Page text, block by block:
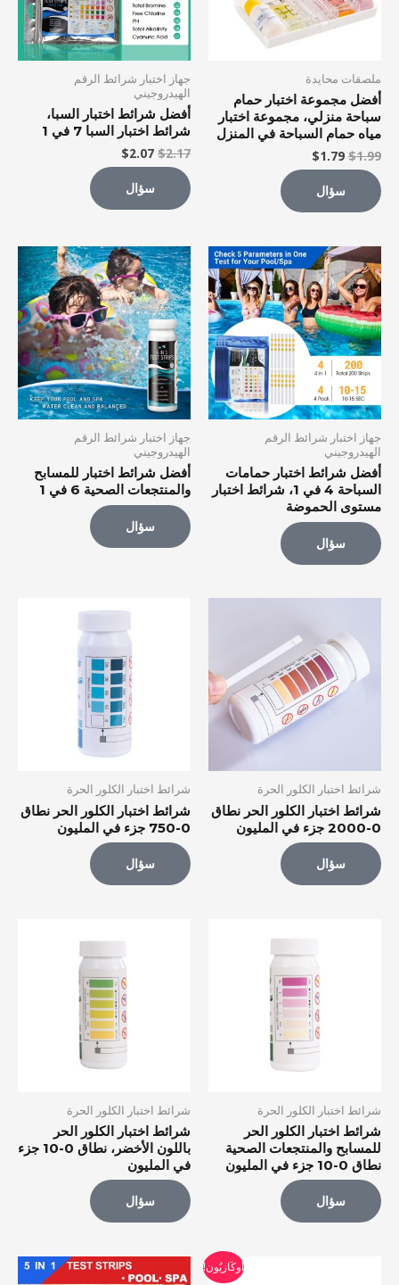
ملصقات محايدة
أفضل مجموعة اختبار حمام
سباحة منزلي، مجموعة اختبار
مياه حمام السباحة في المنزل
$1.99
$1.79
سؤال
جهاز اختبار شرائط الرقم
الهيدروجيني
أفضل شرائط اختبار السبا،
شرائط اختبار السبا 7 في 1
$2.17
$2.07
سؤال
جهاز اختبار شرائط الرقم
الهيدروجيني
أفضل شرائط اختبار حمامات
السباحة 4 في 1، شرائط اختبار
مستوى الحموضة
سؤال
جهاز اختبار شرائط الرقم
الهيدروجيني
أفضل شرائط اختبار للمسابح
والمنتجعات الصحية 6 في 1
سؤال
شرائط اختبار الكلور الحرة
شرائط اختبار الكلور الحر نطاق
0-2000 جزء في المليون
سؤال
شرائط اختبار الكلور الحرة
شرائط اختبار الكلور الحر نطاق
0-750 جزء في المليون
سؤال
شرائط اختبار الكلور الحرة
شرائط اختبار الكلور الحر
للمسابح والمنتجعات الصحية
نطاق 0-10 جزء في المليون
سؤال
شرائط اختبار الكلور الحرة
شرائط اختبار الكلور الحر
باللون الأخضر، نطاق 0-10 جزء
في المليون
سؤال
أُوكَازيُون!